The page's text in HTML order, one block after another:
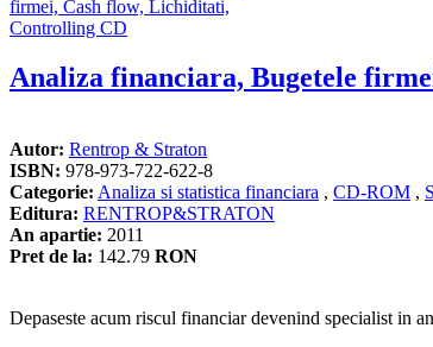
Analiza financiara, Bugetele
Autor: Rentrop & Straton
ISBN: 978-973-722-622-8
Categorie: Analiza si statistica financiara , CD-ROM ,
Editura: RENTROP&STRATON
An apartie: 2011
Pret de la: 142.79 RON
Depaseste acum riscul financiar devenind specialist in